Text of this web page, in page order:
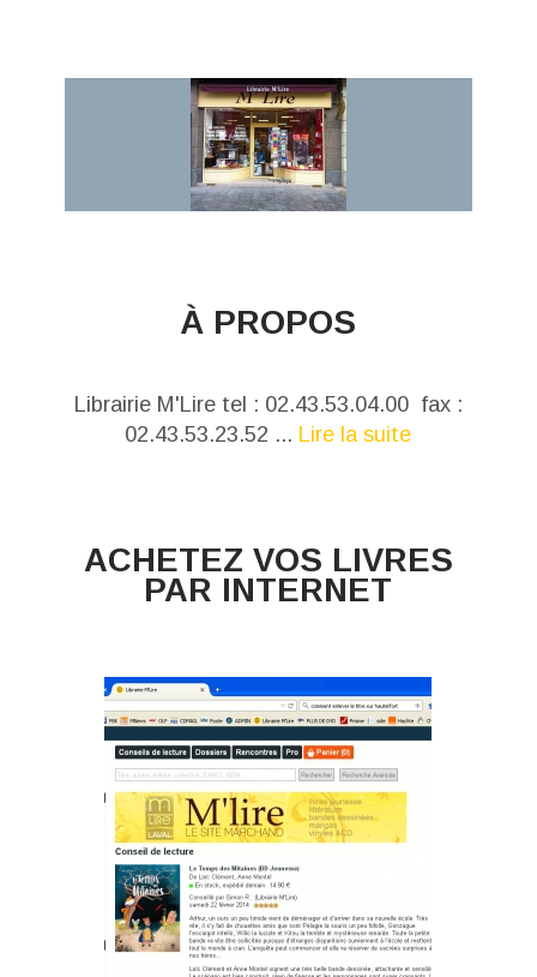
À PROPOS
Librairie M'Lire tel : 02.43.53.04.00 fax :
02.43.53.23.52 ... Lire la suite
ACHETEZ VOS LIVRES
PAR INTERNET